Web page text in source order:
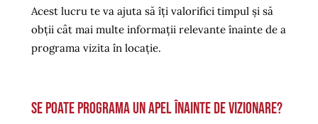
Acest lucru te va ajuta să îți valorifici timpul și să
obții cât mai multe informații relevante înainte de a
programa vizita în locație.
Se poate programa un apel înainte de vizionare?